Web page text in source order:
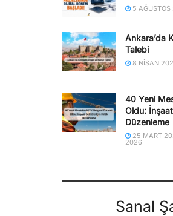
5 AĞUSTOS
Ankara’da
Talebi
8 NISAN
40 Yeni
Oldu:
Düzenleme
25 MART
2026
Sanal